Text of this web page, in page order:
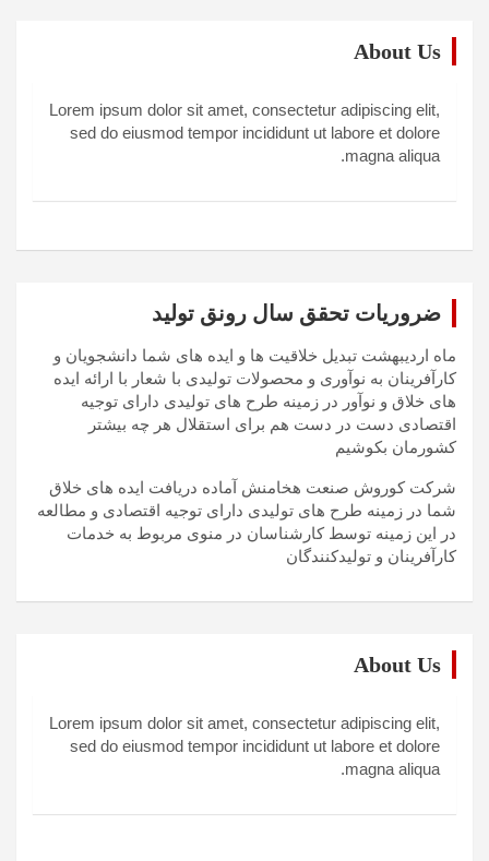
About Us
Lorem ipsum dolor sit amet, consectetur adipiscing elit,
sed do eiusmod tempor incididunt ut labore et dolore
magna aliqua.
ضروریات تحقق سال رونق تولید
ماه اردیبهشت تبدیل خلاقیت ها و ایده های شما دانشجویان و
کارآفرینان به نوآوری و محصولات تولیدی با شعار با ارائه ایده
های خلاق و نوآور در زمینه طرح های تولیدی دارای توجیه
اقتصادی دست در دست هم برای استقلال هر چه بیشتر
کشورمان بکوشیم
شرکت کوروش صنعت هخامنش آماده دریافت ایده های خلاق
شما در زمینه طرح های تولیدی دارای توجیه اقتصادی و مطالعه
در این زمینه توسط کارشناسان در منوی مربوط به خدمات
کارآفرینان و تولیدکنندگان
About Us
Lorem ipsum dolor sit amet, consectetur adipiscing elit,
sed do eiusmod tempor incididunt ut labore et dolore
magna aliqua.